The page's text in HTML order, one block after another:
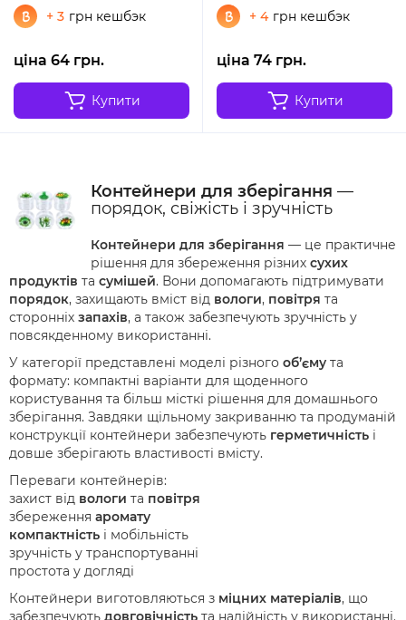
+ 3 грн кешбэк
ціна 64 грн.
Купити
+ 4 грн кешбэк
ціна 74 грн.
Купити
Контейнери для зберігання —
порядок, свіжість і зручність
Контейнери для зберігання — це практичне
рішення для збереження різних сухих
продуктів та сумішей. Вони допомагають підтримувати
порядок, захищають вміст від вологи, повітря та
сторонніх запахів, а також забезпечують зручність у
повсякденному використанні.
У категорії представлені моделі різного об’єму та
формату: компактні варіанти для щоденного
користування та більш місткі рішення для домашнього
зберігання. Завдяки щільному закриванню та продуманій
конструкції контейнери забезпечують герметичність і
довше зберігають властивості вмісту.
Переваги контейнерів:
захист від вологи та повітря
збереження аромату
компактність і мобільність
зручність у транспортуванні
простота у догляді
Контейнери виготовляються з міцних матеріалів, що
забезпечують довговічність та надійність у використанні.